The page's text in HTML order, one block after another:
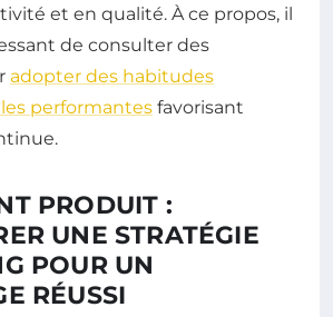
et en qualité. À ce propos, il
de consulter des
adopter des habitudes
performantes favorisant
PRODUIT :
UNE STRATÉGIE
POUR UN
RÉUSSI